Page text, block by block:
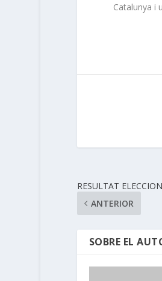
Catalunya i
RESULTAT
ANTERIOR
SOBRE EL